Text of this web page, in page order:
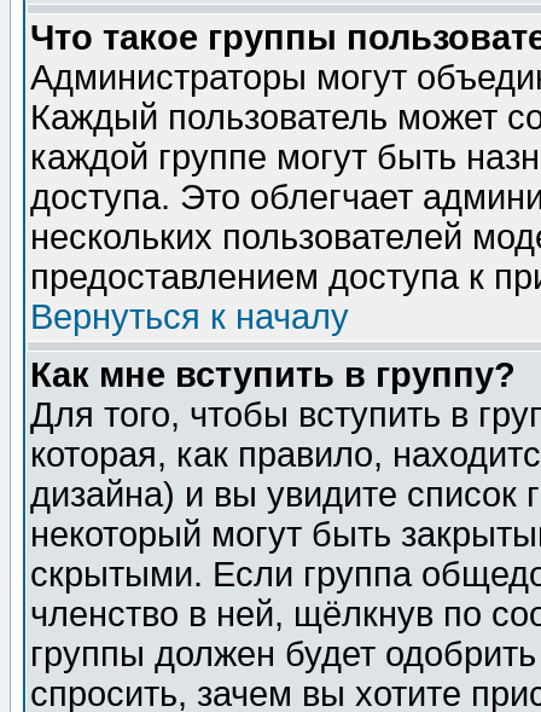
Что такое группы
Администраторы могут
Каждый пользователь может
каждой группе могут быть
доступа. Это облегчает
нескольких пользователей
предоставлением доступа к
Вернуться к началу
Как мне вступить в группу?
Для того, чтобы вступить в
которая, как правило,
дизайна) и вы увидите список
некоторый могут быть
скрытыми. Если группа
членство в ней, щёлкнув по
группы должен будет
спросить, зачем вы хотите